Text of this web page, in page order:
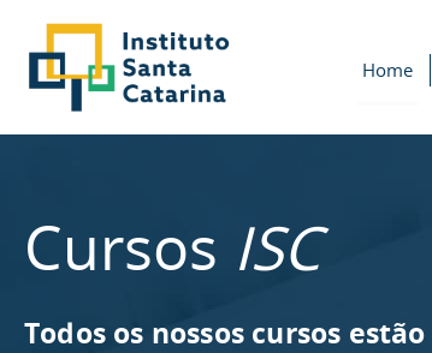
Home
Cursos ISC
Todos os nossos cursos estão